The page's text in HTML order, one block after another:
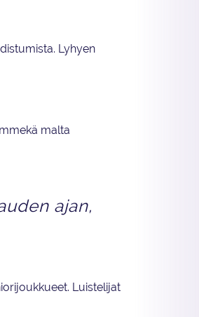
Lyhyen
malta
ajan,
Luistelijat